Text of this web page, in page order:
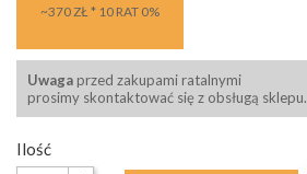
~370 ZŁ * 10 RAT 0%
Uwaga przed zakupami ratalnymi
prosimy skontaktować się z obsługą sklepu.
Ilość